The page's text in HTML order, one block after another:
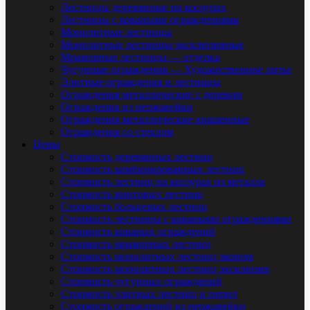
Лестницы деревянные на косоурах
Лестницы с коваными ограждениями
Монолитные лестницы
Монолитные лестницы эксклюзивные
Мраморные лестницы — отделка
Чугунные ограждения — Художественное литье
Элитные ограждения и лестницы
Ограждения металлические с деревом
Ограждения из нержавейки
Ограждения металлические крашенные
Ограждения со стеклом
Цены
Стоимость деревянных лестниц
Стоимость комбинированных лестниц
Стоимость лестниц на косоурах из металла
Стоимость винтовых лестниц
Стоимость больцевых лестниц
Стоимость лестницы с коваными ограждениями
Стоимость кованых ограждений
Стоимость мраморных лестниц
Стоимость монолитных лестниц эконом
Стоимость монолитных лестниц эксклюзив
Стоимость чугунных ограждений
Стоимость элитных лестниц и перил
Стоимость ограждений из нержавейки